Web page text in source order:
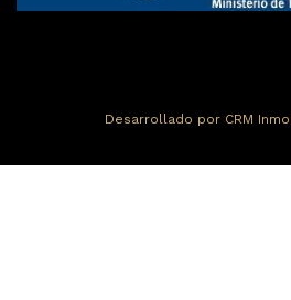
Desarrollado por CRM